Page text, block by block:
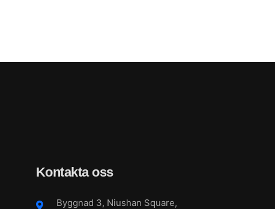
Kontakta oss
Byggnad 3, Niushan Square,